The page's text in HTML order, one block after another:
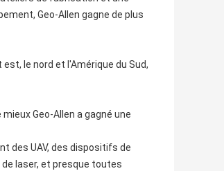
Geo-Allen gagne de plus
le nord et l'Amérique du Sud,
Geo-Allen a gagné une
des UAV, des dispositifs de
laser, et presque toutes